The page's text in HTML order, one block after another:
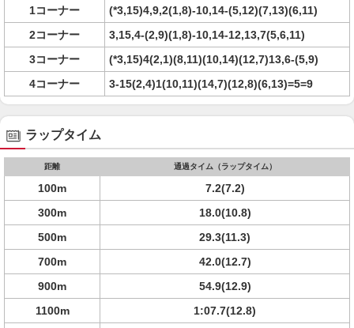
1コーナー
(*3,15)4,9,2(1,8)-10,14-(5,12)(7,13)(6,11)
2コーナー
3,15,4-(2,9)(1,8)-10,14-12,13,7(5,6,11)
3コーナー
(*3,15)4(2,1)(8,11)(10,14)(12,7)13,6-(5,9)
4コーナー
3-15(2,4)1(10,11)(14,7)(12,8)(6,13)=5=9
ラップタイム
距離 通過タイム（ラップタイム）
100m
7.2(7.2)
300m
18.0(10.8)
500m
29.3(11.3)
700m
42.0(12.7)
900m
54.9(12.9)
1100m
1:07.7(12.8)